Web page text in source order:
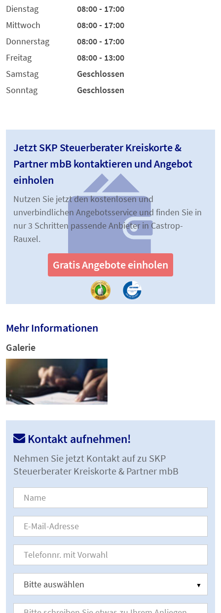
Dienstag
08:00 - 17:00
Mittwoch
08:00 - 17:00
Donnerstag
08:00 - 17:00
Freitag
08:00 - 13:00
Samstag
Geschlossen
Sonntag
Geschlossen
Jetzt SKP Steuerberater Kreiskorte &
Partner mbB kontaktieren und Angebot
einholen
Nutzen Sie jetzt den kostenlosen und
unverbindlichen Angebotsservice und finden Sie in
nur 3 Schritten passende Anbieter in Castrop-
Rauxel.
Gratis Angebote einholen
Mehr Informationen
Galerie
Kontakt aufnehmen!
Nehmen Sie jetzt Kontakt auf zu SKP
Steuerberater Kreiskorte & Partner mbB